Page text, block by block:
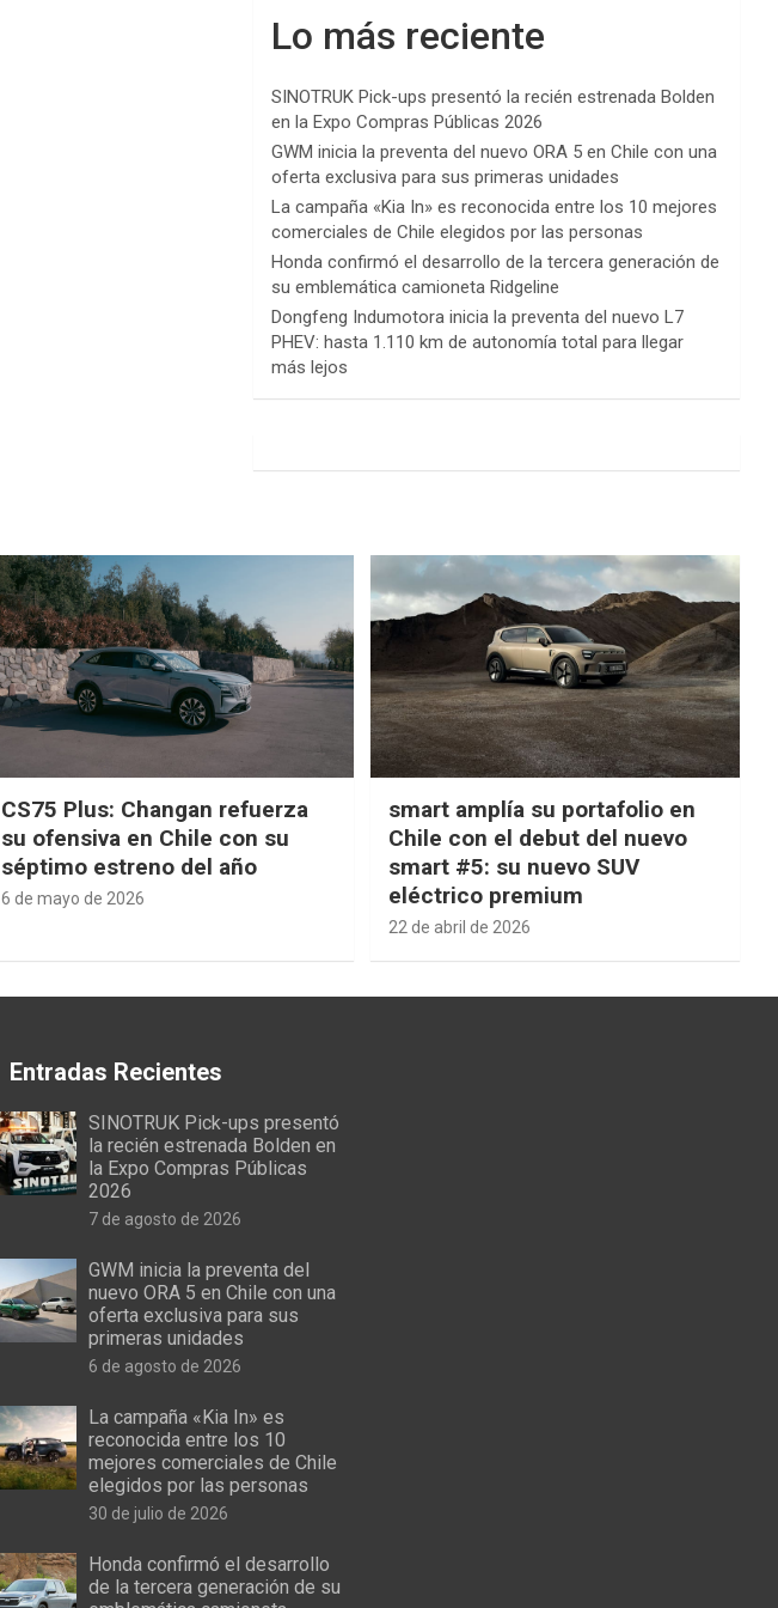
Lo más reciente
SINOTRUK Pick-ups presentó la recién estrenada Bolden
en la Expo Compras Públicas 2026
GWM inicia la preventa del nuevo ORA 5 en Chile con una
oferta exclusiva para sus primeras unidades
La campaña «Kia In» es reconocida entre los 10 mejores
comerciales de Chile elegidos por las personas
Honda confirmó el desarrollo de la tercera generación de
su emblemática camioneta Ridgeline
Dongfeng Indumotora inicia la preventa del nuevo L7
PHEV: hasta 1.110 km de autonomía total para llegar
más lejos
CS75 Plus: Changan refuerza
su ofensiva en Chile con su
séptimo estreno del año
6 de mayo de 2026
smart amplía su portafolio en
Chile con el debut del nuevo
smart #5: su nuevo SUV
eléctrico premium
22 de abril de 2026
Entradas Recientes
SINOTRUK Pick-ups presentó
la recién estrenada Bolden en
la Expo Compras Públicas
2026
7 de agosto de 2026
GWM inicia la preventa del
nuevo ORA 5 en Chile con una
oferta exclusiva para sus
primeras unidades
6 de agosto de 2026
La campaña «Kia In» es
reconocida entre los 10
mejores comerciales de Chile
elegidos por las personas
30 de julio de 2026
Honda confirmó el desarrollo
de la tercera generación de su